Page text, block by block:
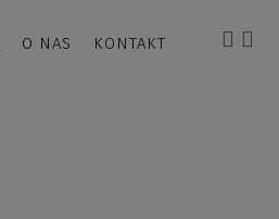
O NAS KONTAKT